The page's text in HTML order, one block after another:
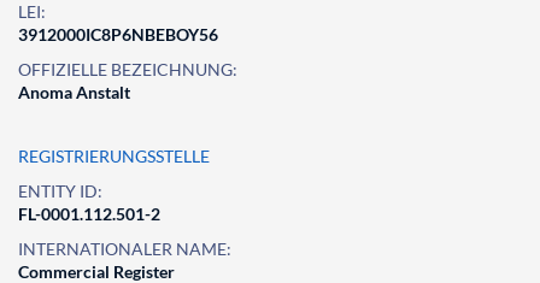
LEI:
3912000IC8P6NBEBOY56
OFFIZIELLE BEZEICHNUNG:
Anoma Anstalt
REGISTRIERUNGSSTELLE
ENTITY ID:
FL-0001.112.501-2
INTERNATIONALER NAME:
Commercial Register